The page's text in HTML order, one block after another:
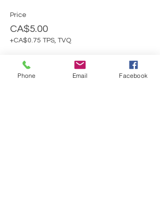
Price
CA$5.00
+CA$0.75 TPS, TVQ
Sale ended
Phone Email Facebook